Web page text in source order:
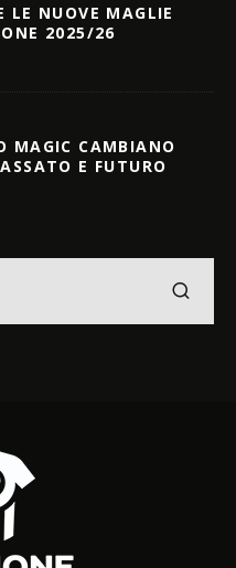
LE NUOVE MAGLIE
2025/26
MAGIC CAMBIANO
E FUTURO